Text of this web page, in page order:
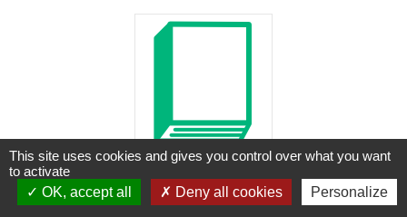
LIVRE
La vallée du fleuve Sénégal :
évaluations et perspectives d'une
This site uses cookies and gives you control over what you want
to activate
OK, accept all
Deny all cookies Personalize